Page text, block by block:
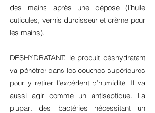
des mains après une dépose (l’huile
cuticules, vernis durcisseur et crème pour
les mains).
DESHYDRATANT: le produit déshydratant
va pénétrer dans les couches supérieures
pour y retirer l’excédent d’humidité. Il va
aussi agir comme un antiseptique. La
plupart des bactéries nécessitant un